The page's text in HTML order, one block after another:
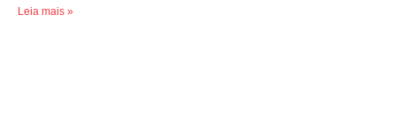
Leia mais »